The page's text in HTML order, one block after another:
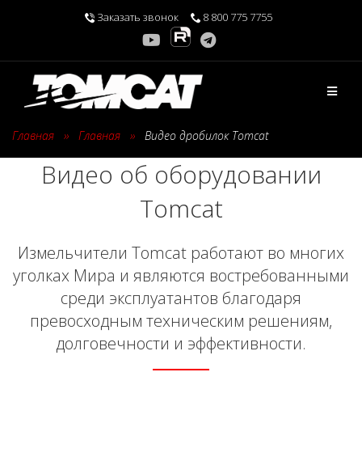
Заказать звонок 8 800 775 7755
Главная › Главная › Видео дробилок Tomcat
Видео об оборудовании
Tomcat
Измельчители Tomcat работают во многих
уголках Мира и являются востребованными
среди эксплуатантов благодаря
превосходным техническим решениям,
долговечности и эффективности.